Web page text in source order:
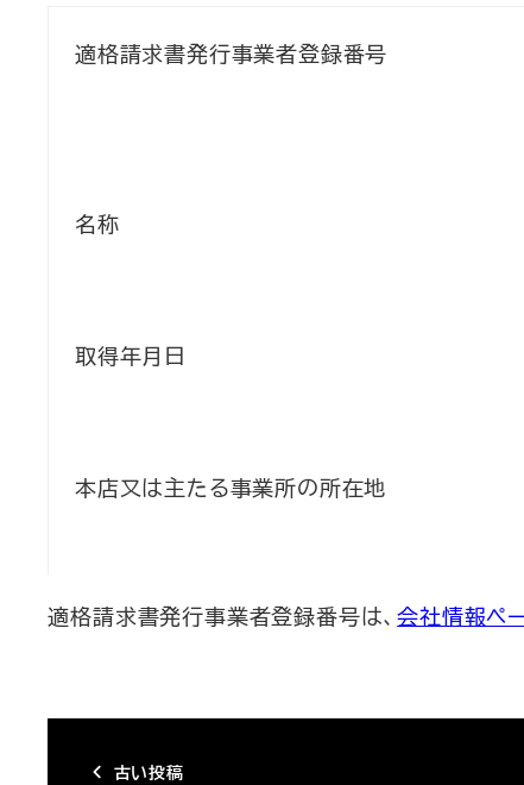
適格請求書発行事業者登録番号
名称
取得年月日
本店又は主たる事業所の所在地
適格請求書発行事業者登録番号は、会社情報ペ
古い投稿